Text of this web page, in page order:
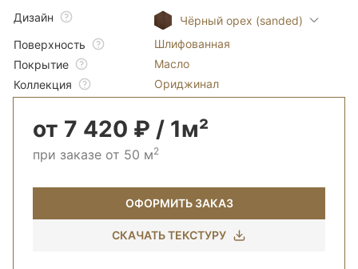
Дизайн
Чёрный орех (sanded)
Поверхность
Шлифованная
Покрытие
Масло
Коллекция
Ориджинал
от 7 420 ₽ / 1м²
при заказе от 50 м2
ОФОРМИТЬ ЗАКАЗ
СКАЧАТЬ ТЕКСТУРУ